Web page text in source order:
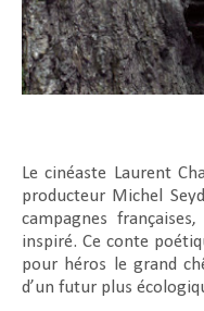
Le cinéaste Laurent
producteur Michel
campagnes
inspiré. Ce conte
pour héros le grand
d’un futur plus